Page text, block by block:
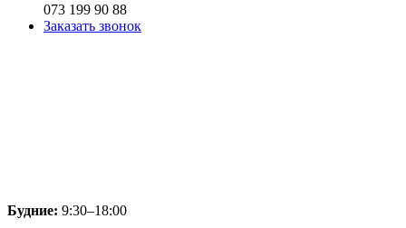
073 199 90 88
Заказать звонок
Будние: 9:30–18:00